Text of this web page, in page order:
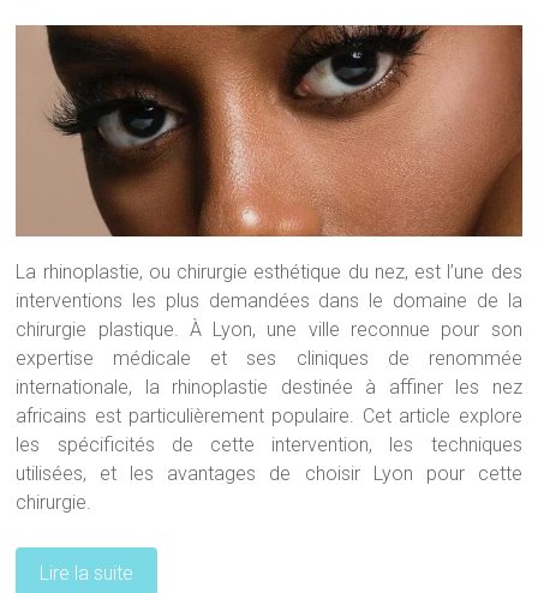
La rhinoplastie, ou chirurgie esthétique du nez, est l’une des
interventions les plus demandées dans le domaine de la
chirurgie plastique. À Lyon, une ville reconnue pour son
expertise médicale et ses cliniques de renommée
internationale, la rhinoplastie destinée à affiner les nez
africains est particulièrement populaire. Cet article explore
les spécificités de cette intervention, les techniques
utilisées, et les avantages de choisir Lyon pour cette
chirurgie.
Lire la suite